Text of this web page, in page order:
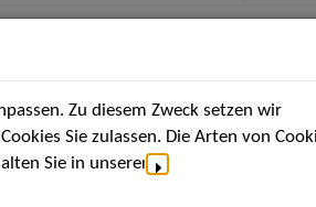
Aktuelles Termine Portfolio
Zu diesem Zweck setzen wir
Sie zulassen. Die Arten von
Sie in unserer